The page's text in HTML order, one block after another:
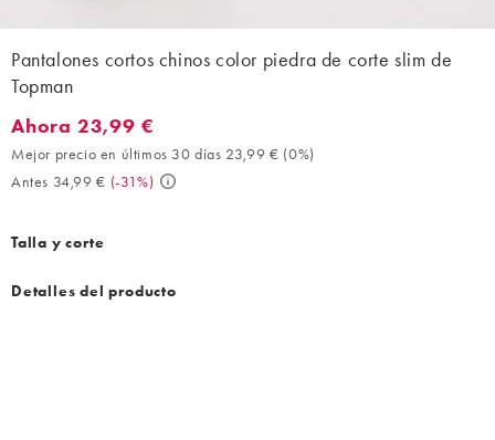
Pantalones cortos chinos color piedra de corte slim de
Topman
Ahora 23,99 €. Mejor precio en últimos 30 días 23,99 € (0%).
Ahora 23,99 €
Mejor precio en últimos 30 días 23,99 € (0%)
Antes 34,99 € (-31%)
Talla y corte
Detalles del producto